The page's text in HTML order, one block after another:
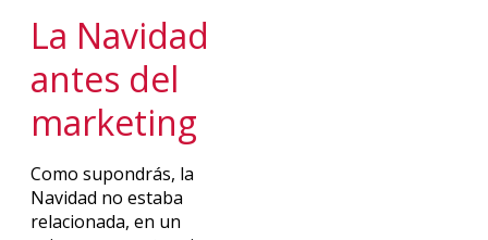
La Navidad
antes del
marketing
Como supondrás, la
Navidad no estaba
relacionada, en un